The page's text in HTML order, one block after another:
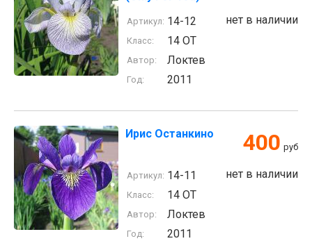
нет в наличии
Артикул: 14-12
Класс: 14 ОТ
Автор: Локтев
Год: 2011
Ирис Останкино 400 руб
нет в наличии
Артикул: 14-11
Класс: 14 ОТ
Автор: Локтев
Год: 2011